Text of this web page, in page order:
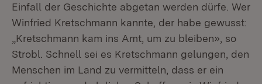
Einfall der Geschichte abgetan werden dürfe. Wer
Winfried Kretschmann kannte, der habe gewusst:
„Kretschmann kam ins Amt, um zu bleiben», so
Strobl. Schnell sei es Kretschmann gelungen, den
Menschen im Land zu vermitteln, dass er ein